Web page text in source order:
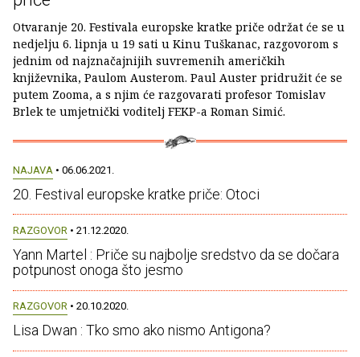
Otvaranje 20. Festivala europske kratke priče održat će se u
nedjelju 6. lipnja u 19 sati u Kinu Tuškanac, razgovorom s
jednim od najznačajnijih suvremenih američkih
književnika, Paulom Austerom. Paul Auster pridružit će se
putem Zooma, a s njim će razgovarati profesor Tomislav
Brlek te umjetnički voditelj FEKP-a Roman Simić.
NAJAVA • 06.06.2021.
20. Festival europske kratke priče: Otoci
RAZGOVOR • 21.12.2020.
Yann Martel : Priče su najbolje sredstvo da se dočara
potpunost onoga što jesmo
RAZGOVOR • 20.10.2020.
Lisa Dwan : Tko smo ako nismo Antigona?